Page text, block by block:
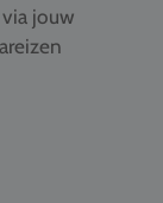
jouw